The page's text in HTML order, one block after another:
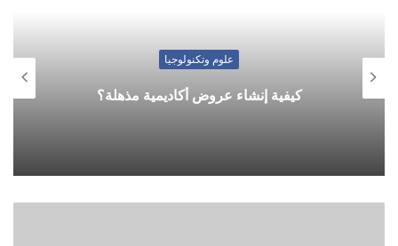
علوم وتكنولوجيا
كيفية إنشاء عروض أكاديمية مذهلة؟